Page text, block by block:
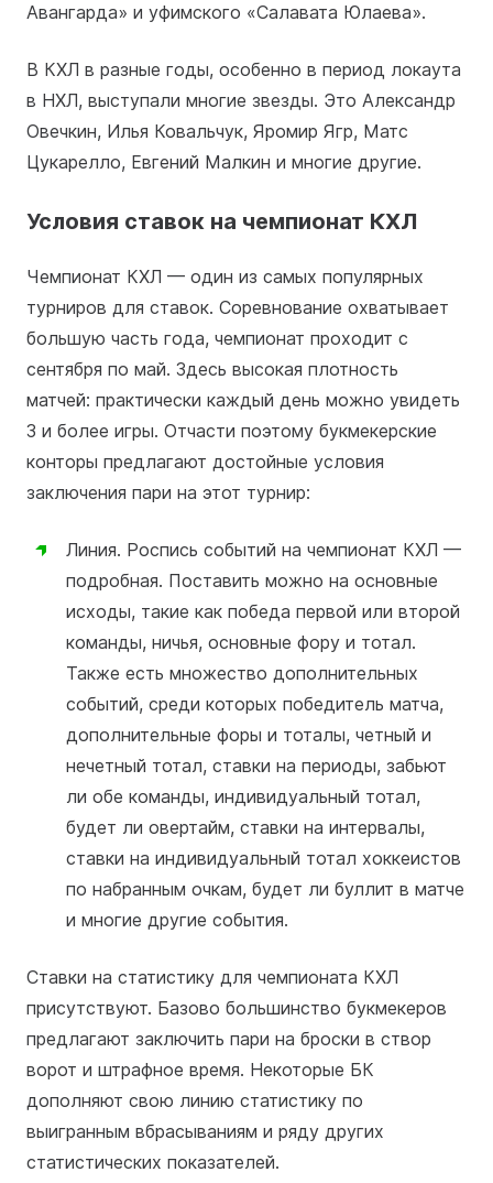
Авангарда» и уфимского «Салавата Юлаева».
В КХЛ в разные годы, особенно в период локаута
в НХЛ, выступали многие звезды. Это Александр
Овечкин, Илья Ковальчук, Яромир Ягр, Матс
Цукарелло, Евгений Малкин и многие другие.
Условия ставок на чемпионат КХЛ
Чемпионат КХЛ — один из самых популярных
турниров для ставок. Соревнование охватывает
большую часть года, чемпионат проходит с
сентября по май. Здесь высокая плотность
матчей: практически каждый день можно увидеть
3 и более игры. Отчасти поэтому букмекерские
конторы предлагают достойные условия
заключения пари на этот турнир:
Линия. Роспись событий на чемпионат КХЛ —
подробная. Поставить можно на основные
исходы, такие как победа первой или второй
команды, ничья, основные фору и тотал.
Также есть множество дополнительных
событий, среди которых победитель матча,
дополнительные форы и тоталы, четный и
нечетный тотал, ставки на периоды, забьют
ли обе команды, индивидуальный тотал,
будет ли овертайм, ставки на интервалы,
ставки на индивидуальный тотал хоккеистов
по набранным очкам, будет ли буллит в матче
и многие другие события.
Ставки на статистику для чемпионата КХЛ
присутствуют. Базово большинство букмекеров
предлагают заключить пари на броски в створ
ворот и штрафное время. Некоторые БК
дополняют свою линию статистику по
выигранным вбрасываниям и ряду других
статистических показателей.